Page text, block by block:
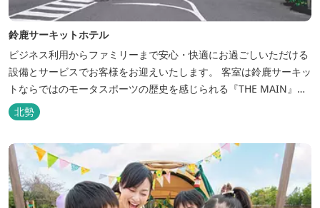
鈴鹿サーキットホテル
ビジネス利用からファミリーまで安心・快適にお過ごしいただける
設備とサービスでお客様をお迎えいたします。 客室は鈴鹿サーキッ
トならではのモータスポーツの歴史を感じられる『THE MAIN』を
はじめ、ファミリーにおすすめのキッズ・ベビーにやさしいこだわ
りの詰まった「サーキット キッズルーム」「コチラファミリールー
ム」など様々なコンセプトルームをご用意しています。 また、お子
さま連れでも安心し...
北勢